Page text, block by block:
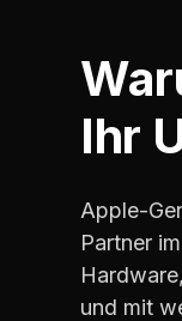
Ihr
Apple-
Partner
und mit